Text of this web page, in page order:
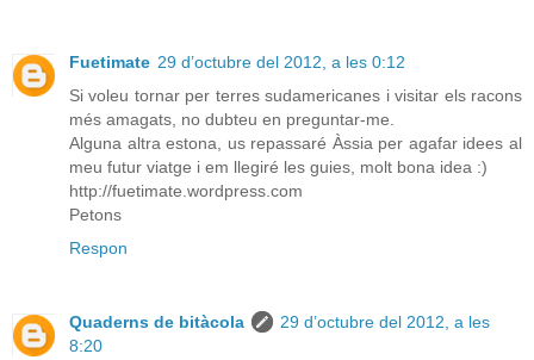
Fuetimate 29 d’octubre del 2012, a les 0:12
Si voleu tornar per terres sudamericanes i visitar els racons
més amagats, no dubteu en preguntar-me.
Alguna altra estona, us repassaré Àssia per agafar idees al
meu futur viatge i em llegiré les guies, molt bona idea :)
http://fuetimate.wordpress.com
Petons
Respon
Quaderns de bitàcola
29 d’octubre del 2012, a les
8:20